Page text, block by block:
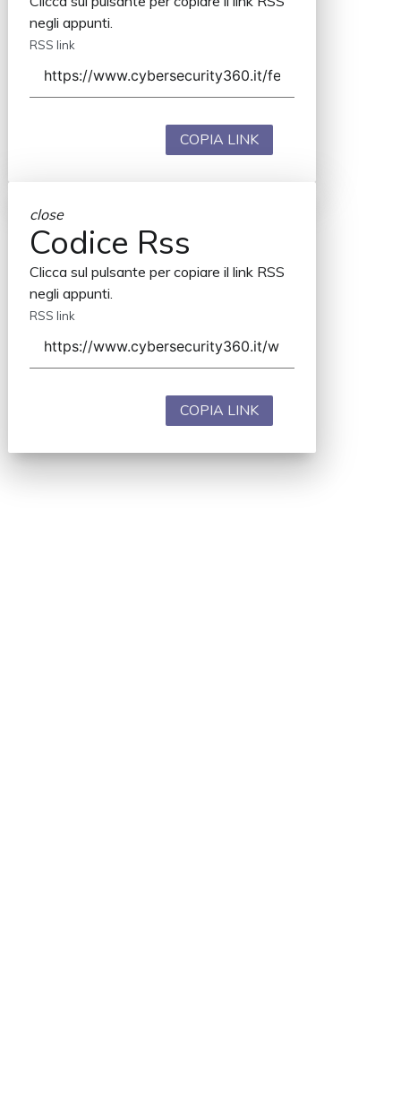
negli appunti.
RSS link
COPIA LINK
close
Codice Rss
Clicca sul pulsante per copiare il link RSS
negli appunti.
RSS link
COPIA LINK